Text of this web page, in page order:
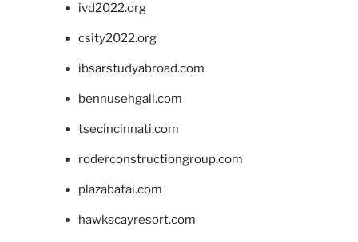
ivd2022.org
csity2022.org
ibsarstudyabroad.com
bennusehgall.com
tsecincinnati.com
roderconstructiongroup.com
plazabatai.com
hawkscayresort.com